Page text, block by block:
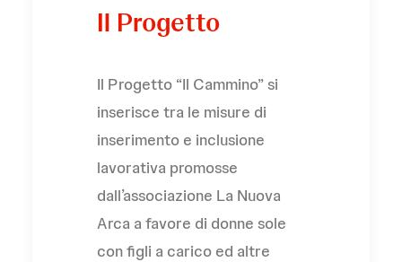
Il Progetto
Il Progetto “Il Cammino” si
inserisce tra le misure di
inserimento e inclusione
lavorativa promosse
dall’associazione La Nuova
Arca a favore di donne sole
con figli a carico ed altre